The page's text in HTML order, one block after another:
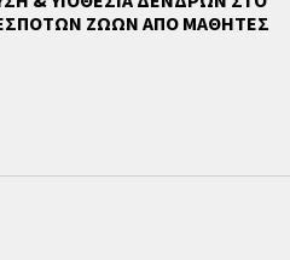
ΖΩΩΝ ΑΠΟ ΜΑΘΗΤΕΣ